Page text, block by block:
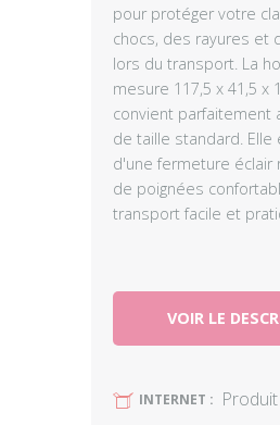
pour protéger votre
chocs, des rayures et
lors du transport. La
mesure 117,5 x 41,5 x
convient parfaitement
de taille standard.
d'une fermeture
de poignées
transport facile et
VOIR LE
U INTERNET :